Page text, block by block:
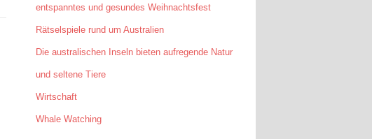
entspanntes und gesundes Weihnachtsfest
Rätselspiele rund um Australien
Die australischen Inseln bieten aufregende Natur
und seltene Tiere
Wirtschaft
Whale Watching